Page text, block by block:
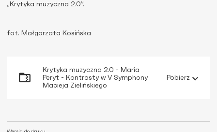
„Krytyka muzyczna 2.0”.
fot. Małgorzata Kosińska
Krytyka muzyczna 2.0 - Maria
Peryt - Kontrasty w V Symphony
Macieja Zielińskiego
Pobierz